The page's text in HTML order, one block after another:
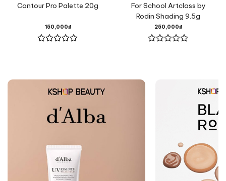
Contour Pro Palette 20g
150,000₫
5
sao
For School Artclass by
Rodin Shading 9.5g
250,000₫